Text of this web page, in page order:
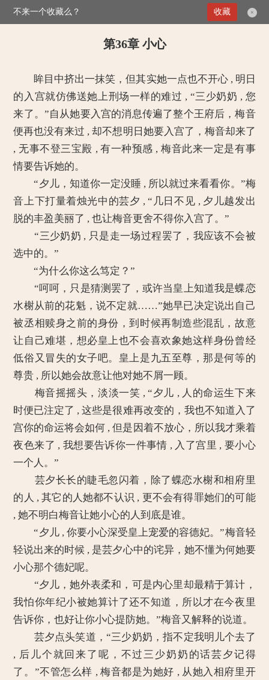
>媚倾天下：妖孽王爷别乱来 第36章 小心
第36章 小心
眸目中挤出一抹笑，但其实她一点也不开心 , 明日
的入宫就仿佛送她上刑场一样的难过 , “三少奶奶 , 您
来了。”自从她要入宫的消息传遍了整个王府后，梅音
便再也没有来过 , 却不想明日她要入宫了，梅音却来了
, 无事不登三宝殿 , 有一种预感 , 梅音此来一定是有事
情要告诉她的。
“夕儿，知道你一定没睡 , 所以就过来看看你。”梅
音上下打量着烛光中的芸夕 , “几日不见 , 夕儿越发出
脱的丰盈美丽了 , 也让梅音更舍不得你入宫了。”
“三少奶奶 , 只是走一场过程罢了，我应该不会被
选中的。”
“为什么你这么笃定？”
“呵呵，只是猜测罢了，或许当皇上知道我是蝶恋
水榭从前的花魁，说不定就……”她早已决定说出自己
被丞相赎身之前的身份，到时候再制造些混乱，故意
让自己难堪，想必皇上也不会喜欢象她这样身份曾经
低俗又冒失的女子吧。皇上是九五至尊，那是何等的
尊贵 , 所以她会故意让他对她不屑一顾。
梅音摇摇头，淡淡一笑 , “夕儿 , 人的命运生下来
时便已注定了 , 这些是很难再改变的，我也不知道入了
宫你的命运将会如何 , 但是因着不放心，所以我才乘着
夜色来了 , 我想要告诉你一件事情 , 入了宫里 , 要小心
一个人。”
芸夕长长的睫毛忽闪着，除了蝶恋水榭和相府里
的人 , 其它的人她都不认识 , 更不会有得罪她们的可能
, 她不明白梅音让她小心的人到底是谁。
“夕儿 , 你要小心深受皇上宠爱的容德妃。”梅音轻
轻说出来的时候 , 是芸夕心中的诧异，她不懂为何她要
小心那个德妃呢。
“夕儿，她外表柔和，可是内心里却最精于算计，
我怕你年纪小被她算计了还不知道，所以才在今夜里
告诉你，也好让你小心提防她。”梅音又解释的说道。
芸夕点头笑道，“三少奶奶，指不定我明儿个去了
, 后儿个就回来了呢，不过三少奶奶的话芸夕记得
了。”不管怎么样 , 梅音都是为她好 , 从她入相府里开
不来一个收藏么？ ×
收藏